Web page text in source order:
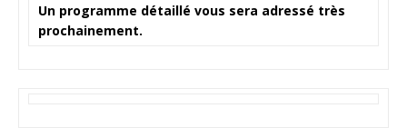
Un programme détaillé vous sera adressé très
prochainement.